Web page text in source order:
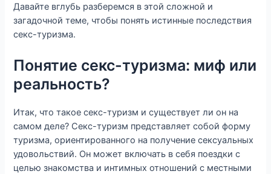
Давайте вглубь разберемся в этой сложной и
загадочной теме, чтобы понять истинные последствия
секс-туризма.
Понятие секс-туризма: миф или
реальность?
Итак, что такое секс-туризм и существует ли он на
самом деле? Секс-туризм представляет собой форму
туризма, ориентированного на получение сексуальных
удовольствий. Он может включать в себя поездки с
целью знакомства и интимных отношений с местными